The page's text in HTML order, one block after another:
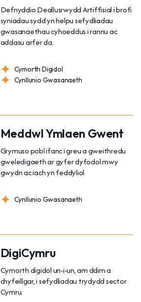
Defnyddio Deallusrwydd Artiffisial i brofi
syniadau sydd yn helpu sefydliadau
gwasanaethau cyhoeddus i rannu ac
addasu arfer da.
Cymorth Digidol
Cynllunio Gwasanaeth
Meddwl Ymlaen Gwent
Grymuso pobl ifanc i greu a gweithredu
gweledigaeth ar gyfer dyfodol mwy
gwydn ac iach yn feddyliol
Cynllunio Gwasanaeth
DigiCymru
Cymorth digidol un-i-un, am ddim a
chyfeillgar, i sefydliadau trydydd sector
Cymru.